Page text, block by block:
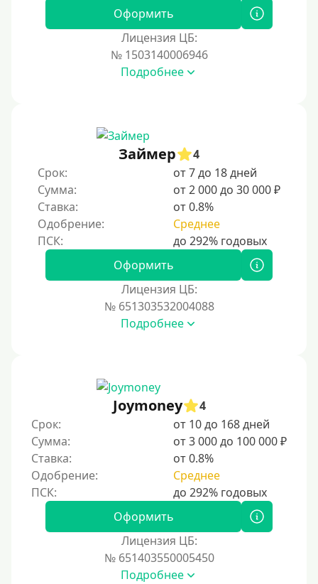
Оформить
Лицензия ЦБ:
№ 1503140006946
Подробнее
Займер
4
Срок:
от 7 до 18 дней
Сумма:
от 2 000 до 30 000 ₽
Ставка:
от 0.8%
Одобрение:
Среднее
Оформить
Лицензия ЦБ:
№ 651303532004088
Подробнее
Joymoney
4
Срок:
от 10 до 168 дней
Сумма:
от 3 000 до 100 000 ₽
Ставка:
от 0.8%
Одобрение:
Среднее
Оформить
Лицензия ЦБ:
№ 651403550005450
Подробнее